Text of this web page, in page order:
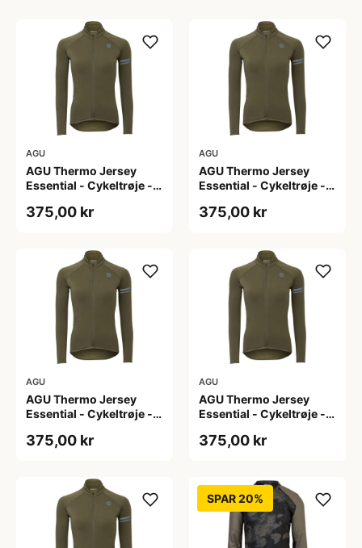
AGU
AGU Thermo Jersey
Essential - Cykeltrøje -
L
375,00 kr
AGU
AGU Thermo Jersey
Essential - Cykeltrøje -
M
375,00 kr
AGU
AGU Thermo Jersey
Essential - Cykeltrøje -
S
375,00 kr
AGU
AGU Thermo Jersey
Essential - Cykeltrøje -
XL
375,00 kr
SPAR 20%